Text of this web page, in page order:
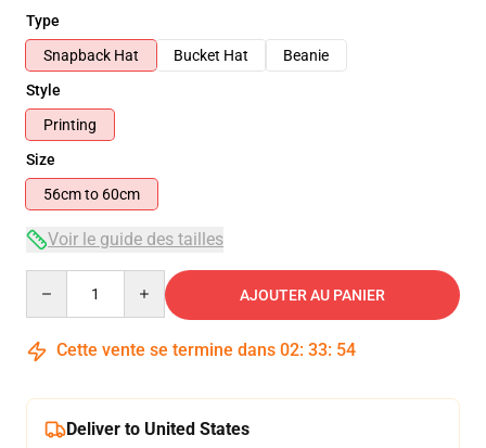
Type
Snapback Hat
Bucket Hat
Beanie
Style
Printing
Size
56cm to 60cm
Voir le guide des tailles
AJOUTER AU PANIER
Cette vente se termine dans 02: 33: 54
Deliver to United States